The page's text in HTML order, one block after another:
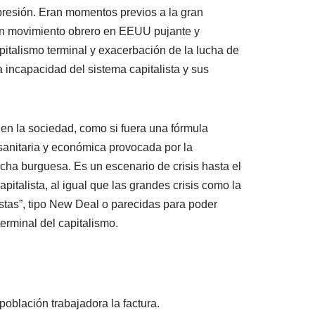
Eran momentos previos a la gran
movimiento obrero en EEUU pujante y
terminal y exacerbación de la lucha de
incapacidad del sistema capitalista y sus
la sociedad, como si fuera una fórmula
y económica provocada por la
burguesa. Es un escenario de crisis hasta el
al igual que las grandes crisis como la
tipo New Deal o parecidas para poder
del capitalismo.
trabajadora la factura.